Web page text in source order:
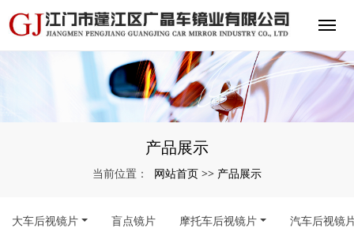
产品展示
当前位置： 网站首页 >> 产品展示
大车后视镜片 盲点镜片 摩托车后视镜片 汽车后视镜